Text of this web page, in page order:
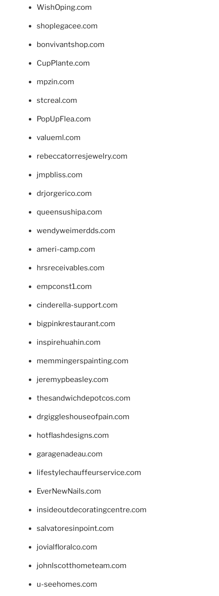
WishOping.com
shoplegacee.com
bonvivantshop.com
CupPlante.com
mpzin.com
stcreal.com
PopUpFlea.com
valueml.com
rebeccatorresjewelry.com
jmpbliss.com
drjorgerico.com
queensushipa.com
wendyweimerdds.com
ameri-camp.com
hrsreceivables.com
empconst1.com
cinderella-support.com
bigpinkrestaurant.com
inspirehuahin.com
memmingerspainting.com
jeremypbeasley.com
thesandwichdepotcos.com
drgiggleshouseofpain.com
hotflashdesigns.com
garagenadeau.com
lifestylechauffeurservice.com
EverNewNails.com
insideoutdecoratingcentre.com
salvatoresinpoint.com
jovialfloralco.com
johnlscotthometeam.com
u-seehomes.com